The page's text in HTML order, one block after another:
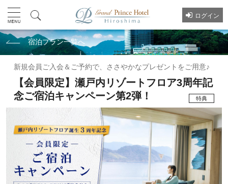
ログイン
宿泊プラン一覧へ
新規会員ご入会＆ご予約で、ささやかなプレゼントをご用意♪
【会員限定】瀬戸内リゾートフロア3周年記
念ご宿泊キャンペーン第2弾！
特典